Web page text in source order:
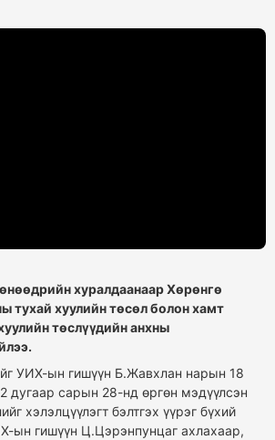
хуралдаанаар Хөрөнгө
тухай хуулийн төсөл болон хамт
төслүүдийн анхны
УИХ-ын гишүүн Б.Жавхлан нарын 18
дугаар сарын 28-нд өргөн мэдүүлсэн
хэлэлцүүлэгт бэлтгэх үүрэг бүхий
ын гишүүн Ц.Цэрэнпунцаг ахлахаар,